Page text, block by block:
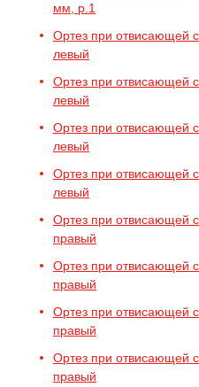
мм, р.1
Ортез при отвисающей
левый
Ортез при отвисающей
левый
Ортез при отвисающей
левый
Ортез при отвисающей
левый
Ортез при отвисающей
правый
Ортез при отвисающей
правый
Ортез при отвисающей
правый
Ортез при отвисающей
правый